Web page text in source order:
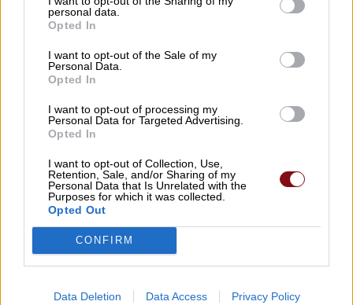
personal data.
Opted In
I want to opt-out of the Sale of my
Personal Data.
Opted In
I want to opt-out of processing my
Personal Data for Targeted Advertising.
Opted In
I want to opt-out of Collection, Use,
Retention, Sale, and/or Sharing of my
Personal Data that Is Unrelated with the
Purposes for which it was collected.
Opted Out
CONFIRM
Data Deletion Data Access Privacy Policy
09/08/2026 , 9:09
Τραγωδία στην Πάρο: Πνίγηκε 4χρονο
παιδί σε πισίνα – Προσήχθησαν
ιδιοκτήτης και γονείς
09/08/2026 , 8:22
Δείτε εδώ όλα τα νέα